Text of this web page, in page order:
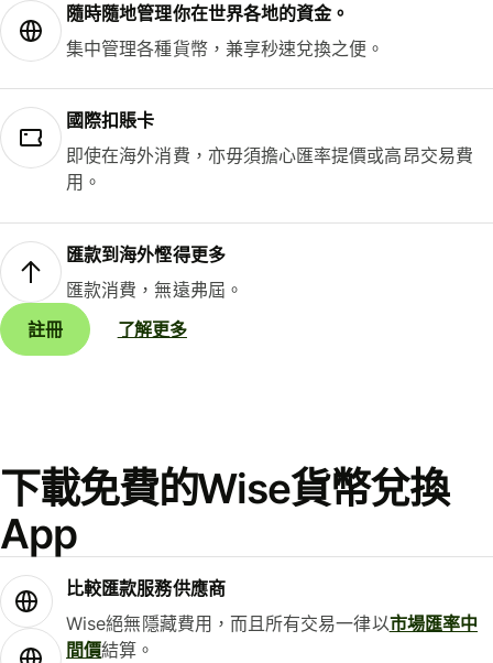
隨時隨地管理你在世界各地的資金。
集中管理各種貨幣，兼享秒速兌換之便。
國際扣賬卡
即使在海外消費，亦毋須擔心匯率提價或高昂交易費
用。
匯款到海外慳得更多
匯款消費，無遠弗屆。
註冊
了解更多
下載免費的Wise貨幣兌換
App
比較匯款服務供應商
Wise絕無隱藏費用，而且所有交易一律以市場匯率中
間價結算。